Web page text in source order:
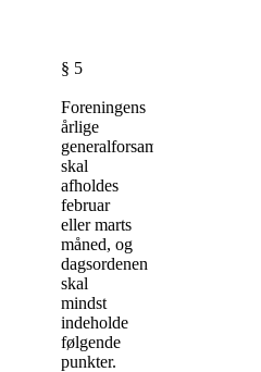
§ 5
Foreningens
årlige
generalforsamling
skal
afholdes
februar
eller marts
måned, og
dagsordenen
skal
mindst
indeholde
følgende
punkter.